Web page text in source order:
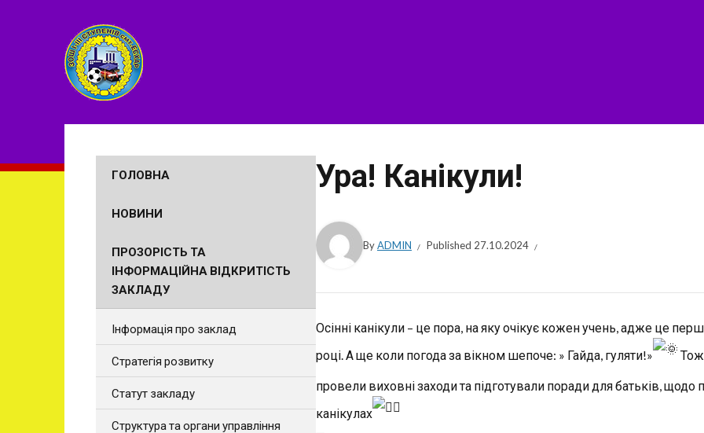
Ура! Канікули!
ByADMIN Published 27.10.2024
Осінні канікули – це пора, на яку очікує кожен учень, адже це
році. А ще коли погода за вікном шепоче: » Гайда, гуляти!»
Тож
провели виховні заходи та підготували поради для батьків, щодо
канікулах
ГОЛОВНА
НОВИНИ
ПРОЗОРІСТЬ ТА
ІНФОРМАЦІЙНА ВІДКРИТІСТЬ
ЗАКЛАДУ
Інформація про заклад
Стратегія розвитку
Статут закладу
Структура та органи управління